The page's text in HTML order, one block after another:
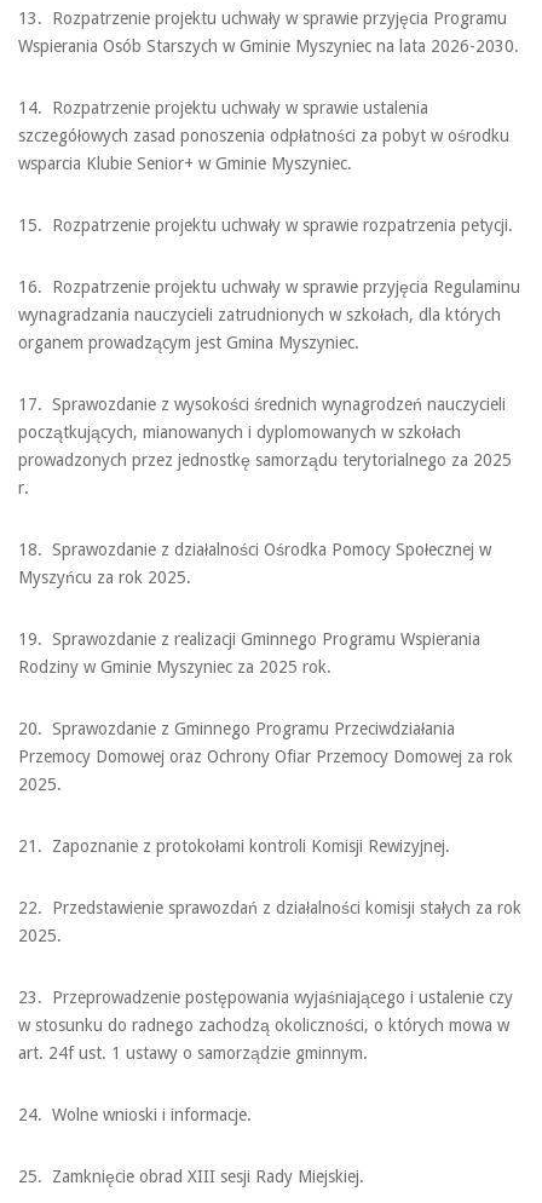
13. Rozpatrzenie projektu uchwały w sprawie przyjęcia Programu
Wspierania Osób Starszych w Gminie Myszyniec na lata 2026-2030.
14. Rozpatrzenie projektu uchwały w sprawie ustalenia
szczegółowych zasad ponoszenia odpłatności za pobyt w ośrodku
wsparcia Klubie Senior+ w Gminie Myszyniec.
15. Rozpatrzenie projektu uchwały w sprawie rozpatrzenia petycji.
16. Rozpatrzenie projektu uchwały w sprawie przyjęcia Regulaminu
wynagradzania nauczycieli zatrudnionych w szkołach, dla których
organem prowadzącym jest Gmina Myszyniec.
17. Sprawozdanie z wysokości średnich wynagrodzeń nauczycieli
początkujących, mianowanych i dyplomowanych w szkołach
prowadzonych przez jednostkę samorządu terytorialnego za 2025
r.
18. Sprawozdanie z działalności Ośrodka Pomocy Społecznej w
Myszyńcu za rok 2025.
19. Sprawozdanie z realizacji Gminnego Programu Wspierania
Rodziny w Gminie Myszyniec za 2025 rok.
20. Sprawozdanie z Gminnego Programu Przeciwdziałania
Przemocy Domowej oraz Ochrony Ofiar Przemocy Domowej za rok
2025.
21. Zapoznanie z protokołami kontroli Komisji Rewizyjnej.
22. Przedstawienie sprawozdań z działalności komisji stałych za rok
2025.
23. Przeprowadzenie postępowania wyjaśniającego i ustalenie czy
w stosunku do radnego zachodzą okoliczności, o których mowa w
art. 24f ust. 1 ustawy o samorządzie gminnym.
24. Wolne wnioski i informacje.
25. Zamknięcie obrad XIII sesji Rady Miejskiej.